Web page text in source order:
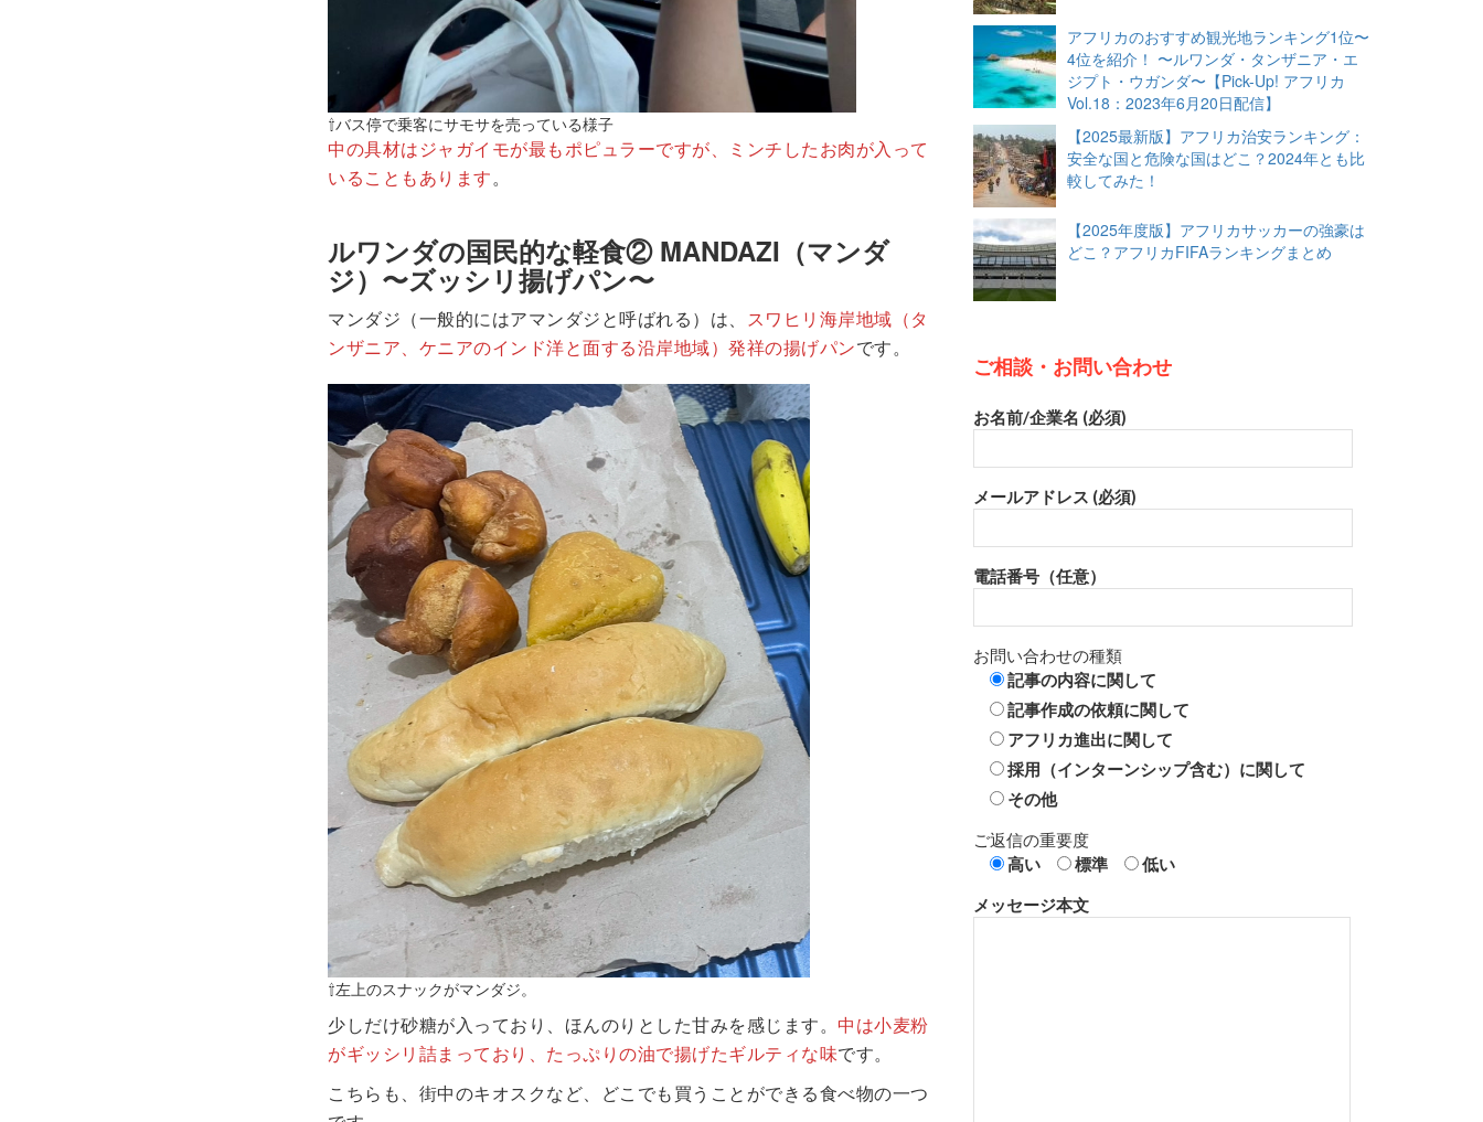
⇧バス停で乗客にサモサを売っている様子
中の具材はジャガイモが最もポピュラーですが、ミンチしたお肉が入って
いることもあります 。
ルワンダの国民的な軽食② MANDAZI（マンダ
ジ）〜ズッシリ揚げパン〜
マンダジ（一般的にはアマンダジと呼ばれる）は、
スワヒリ海岸地域（タ
ンザニア、ケニアのインド洋と面する沿岸地域）発祥の揚げパンです。
⇧左上のスナックがマンダジ。
少しだけ砂糖が入っており、ほんのりとした甘みを感じます。 中は小麦粉
がギッシリ詰まっており、たっぷりの油で揚げたギルティな味です。
こちらも、街中のキオスクなど、どこでも買うことができる食べ物の一つ
アフリカのおすすめ観光地ランキング1位〜
4位を紹介！ 〜ルワンダ・タンザニア・エ
ジプト・ウガンダ〜【Pick-Up! アフリカ
Vol.18：2023年6月20日配信】
【2025最新版】アフリカ治安ランキング：
安全な国と危険な国はどこ？2024年とも比
較してみた！
【2025年度版】アフリカサッカーの強豪は
どこ？アフリカFIFAランキングまとめ
ご相談・お問い合わせ
お名前/企業名 (必須)
メールアドレス (必須)
電話番号（任意）
お問い合わせの種類
記事の内容に関して
記事作成の依頼に関して
アフリカ進出に関して
採用（インターンシップ含む）に関して
その他
ご返信の重要度
高い
標準 低い
メッセージ本文